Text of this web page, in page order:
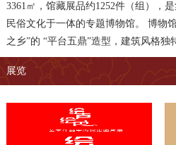
3361㎡，馆藏展品约1252件（组），
民俗文化于一体的专题博物馆。 博物
之乡”的 “平台五鼎”造型，建筑风格独
展览